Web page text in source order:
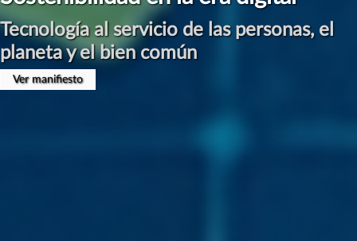
Tecnología al servicio de las personas, el
planeta y el bien común
Ver manifiesto